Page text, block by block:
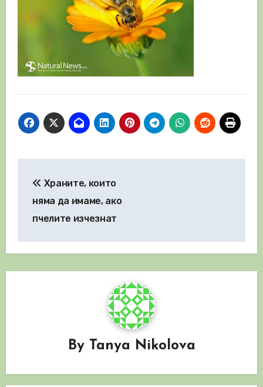
Храните, които
няма да имаме, ако
пчелите изчезнат
By Tanya Nikolova